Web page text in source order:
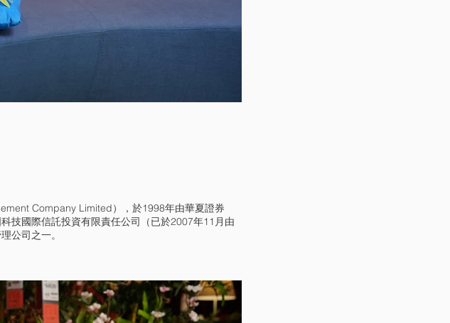
Company Limited），於1998年由華夏證券
技國際信託投資有限責任公司（已於2007年11月由
公司之一。